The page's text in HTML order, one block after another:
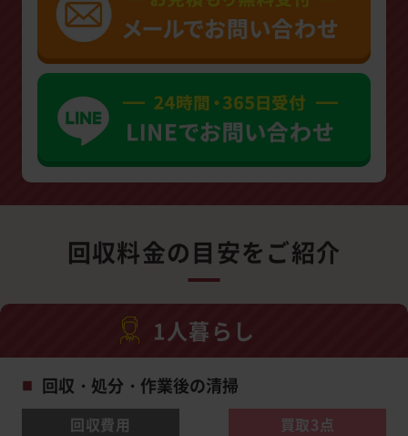
回収料金の目安をご紹介
1人暮らし
■ 回収・処分・作業後の清掃
回収費用 買取3点